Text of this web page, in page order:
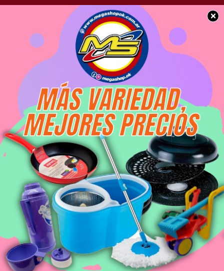
×
SOCIEDAD
Salida de los Bomberos
Voluntarios